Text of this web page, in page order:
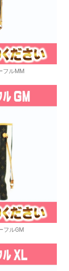
フルMM
フルGM